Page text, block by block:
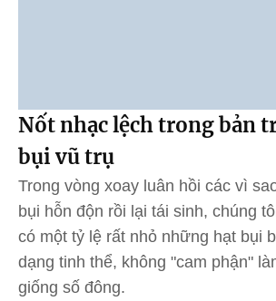
Nốt nhạc lệch trong bản
bụi vũ trụ
Trong vòng xoay luân hồi các vì
bụi hỗn độn rồi lại tái sinh, chúng
có một tỷ lệ rất nhỏ những hạt bụi
dạng tinh thể, không "cam phận"
giống số đông.